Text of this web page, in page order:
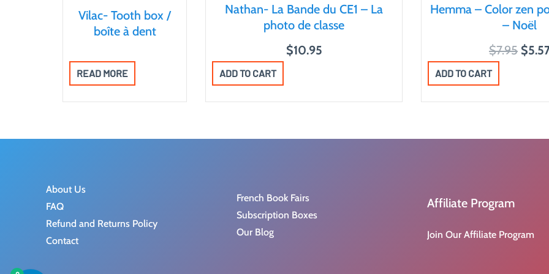
Vilac- Tooth box /
boîte à dent
READ MORE
Nathan- La Bande du CE1 – La
photo de classe
$10.95
ADD TO CART
Hemma – Color zen
– Noël
$7.95 O
g
n
c
$
ADD TO CART
About Us
FAQ
Refund and Returns Policy
Contact
French Book Fairs
Subscription Boxes
Our Blog
Affiliate Program
Join Our Affiliate Program